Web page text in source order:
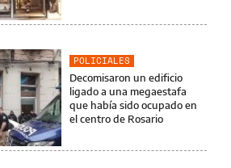
POLICIALES
Decomisaron un edificio
ligado a una megaestafa
que había sido ocupado en
el centro de Rosario